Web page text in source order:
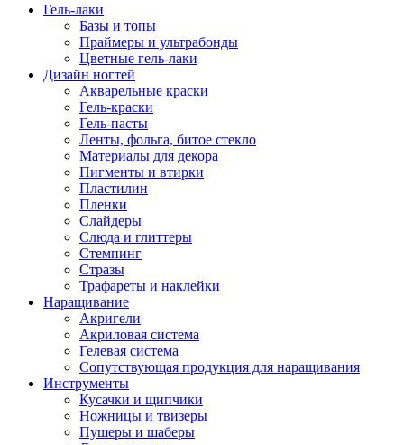
Гель-лаки
Базы и топы
Праймеры и ультрабонды
Цветные гель-лаки
Дизайн ногтей
Акварельные краски
Гель-краски
Гель-пасты
Ленты, фольга, битое стекло
Материалы для декора
Пигменты и втирки
Пластилин
Пленки
Слайдеры
Слюда и глиттеры
Стемпинг
Стразы
Трафареты и наклейки
Наращивание
Акригели
Акриловая система
Гелевая система
Сопутствующая продукция для наращивания
Инструменты
Кусачки и щипчики
Ножницы и твизеры
Пушеры и шаберы